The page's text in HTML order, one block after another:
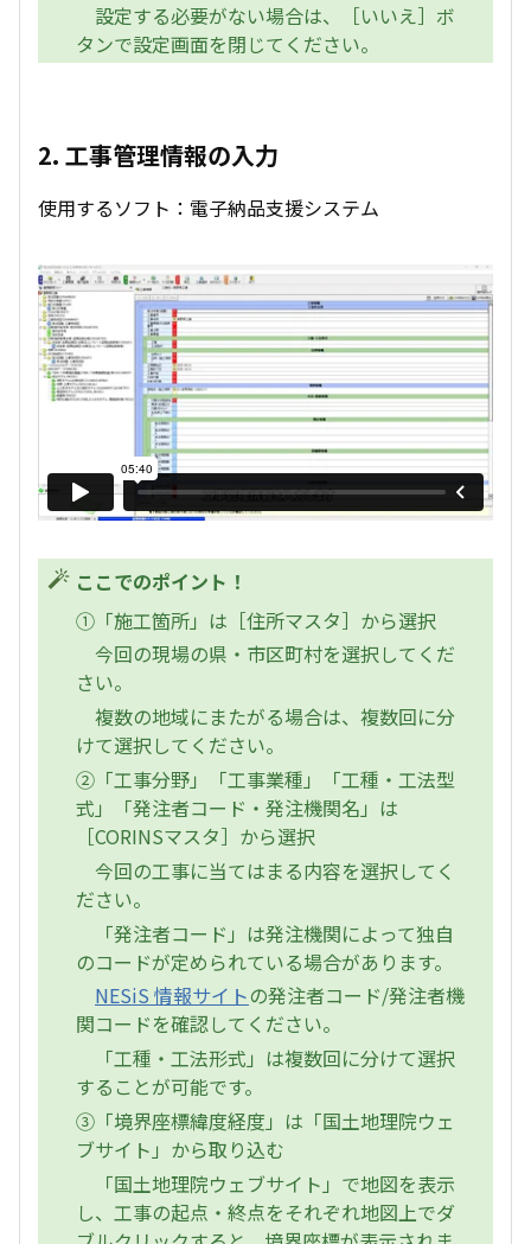
設定する必要がない場合は、［いいえ］ボ
タンで設定画面を閉じてください。
2. 工事管理情報の入力
使用するソフト：電子納品支援システム
ここでのポイント！
①「施工箇所」は［住所マスタ］から選択
今回の現場の県・市区町村を選択してくだ
さい。
複数の地域にまたがる場合は、複数回に分
けて選択してください。
②「工事分野」「工事業種」「工種・工法型
式」「発注者コード・発注機関名」は
［CORINSマスタ］から選択
今回の工事に当てはまる内容を選択してく
ださい。
「発注者コード」は発注機関によって独自
のコードが定められている場合があります。
NESiS 情報サイトの発注者コード/発注者機
関コードを確認してください。
「工種・工法形式」は複数回に分けて選択
することが可能です。
③「境界座標緯度経度」は「国土地理院ウェ
ブサイト」から取り込む
「国土地理院ウェブサイト」で地図を表示
し、工事の起点・終点をそれぞれ地図上でダ